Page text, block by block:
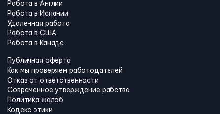
Работа в Англии
Работа в Испании
Удаленная работа
Работа в США
Работа в Канадe
Публичная оферта
Как мы проверяем работодателей
Отказ от ответственности
Современное утверждение рабства
Политика жалоб
Кодекс этики